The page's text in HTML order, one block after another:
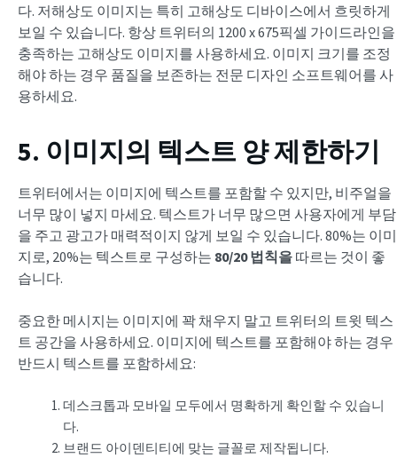
다. 저해상도 이미지는 특히 고해상도 디바이스에서 흐릿하게
보일 수 있습니다. 항상 트위터의 1200 x 675픽셀 가이드라인을
충족하는 고해상도 이미지를 사용하세요. 이미지 크기를 조정
해야 하는 경우 품질을 보존하는 전문 디자인 소프트웨어를 사
용하세요.
5. 이미지의 텍스트 양 제한하기
트위터에서는 이미지에 텍스트를 포함할 수 있지만, 비주얼을
너무 많이 넣지 마세요. 텍스트가 너무 많으면 사용자에게 부담
을 주고 광고가 매력적이지 않게 보일 수 있습니다. 80%는 이미
지로, 20%는 텍스트로 구성하는 80/20 법칙을 따르는 것이 좋
습니다.
중요한 메시지는 이미지에 꽉 채우지 말고 트위터의 트윗 텍스
트 공간을 사용하세요. 이미지에 텍스트를 포함해야 하는 경우
반드시 텍스트를 포함하세요:
데스크톱과 모바일 모두에서 명확하게 확인할 수 있습니
다.
브랜드 아이덴티티에 맞는 글꼴로 제작됩니다.